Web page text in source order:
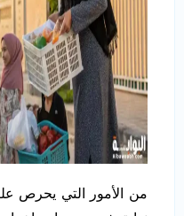
من الأمور التي يحرص